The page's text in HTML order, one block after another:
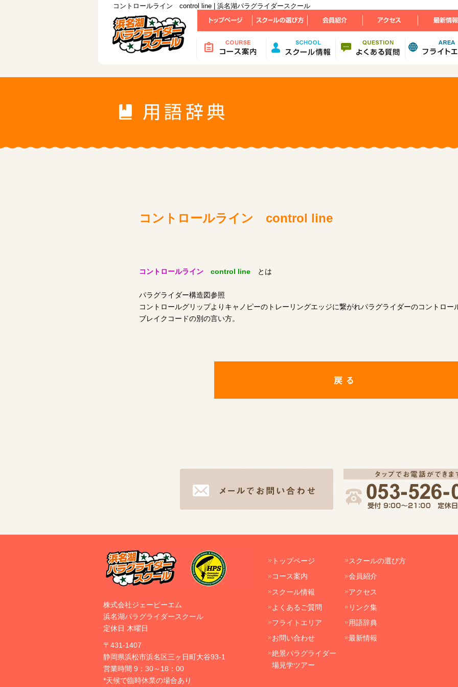
コントロールライン control line | 浜名湖パラグライダースクール
コントロールライン control line
コントロールライン control line とは
パラグライダー構造図参照
コントロールグリップよりキャノピーのトレーリングエッジに繋がれパラグライダーのコントロー
ブレイクコードの別の言い方。
トップページ
コース案内
スクール情報
よくあるご質問
フライトエリア
お問い合わせ
絶景パラグライダー
場見学ツアー
スクールの選び方
会員紹介
アクセス
リンク集
用語辞典
最新情報
株式会社ジェーピーエム
浜名湖パラグライダースクール
定休日 木曜日
〒431-1407
静岡県浜松市浜名区三ヶ日町大谷93-1
営業時間 9：30～18：00
*天候で臨時休業の場合あり